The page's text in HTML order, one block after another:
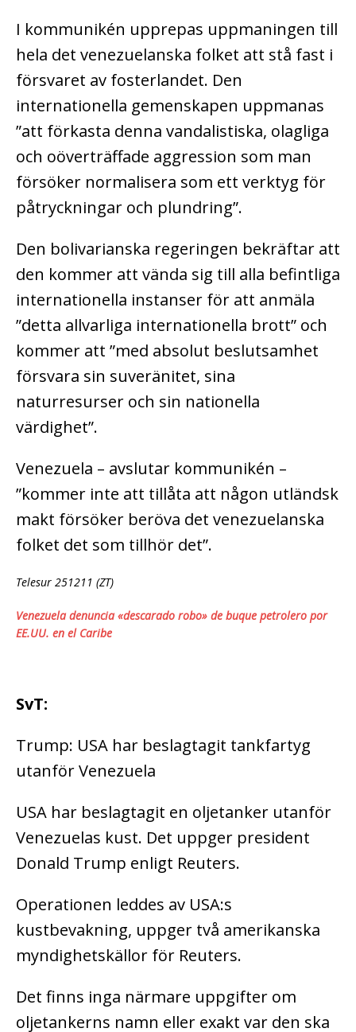
I kommunikén upprepas uppmaningen till
hela det venezuelanska folket att stå fast i
försvaret av fosterlandet. Den
internationella gemenskapen uppmanas
”att förkasta denna vandalistiska, olagliga
och oöverträffade aggression som man
försöker normalisera som ett verktyg för
påtryckningar och plundring”.
Den bolivarianska regeringen bekräftar att
den kommer att vända sig till alla befintliga
internationella instanser för att anmäla
”detta allvarliga internationella brott” och
kommer att ”med absolut beslutsamhet
försvara sin suveränitet, sina
naturresurser och sin nationella
värdighet”.
Venezuela – avslutar kommunikén –
”kommer inte att tillåta att någon utländsk
makt försöker beröva det venezuelanska
folket det som tillhör det”.
Telesur 251211 (ZT)
Venezuela denuncia «descarado robo» de buque petrolero por
EE.UU. en el Caribe
SvT:
Trump: USA har beslagtagit tankfartyg
utanför Venezuela
USA har beslagtagit en oljetanker utanför
Venezuelas kust. Det uppger president
Donald Trump enligt Reuters.
Operationen leddes av USA:s
kustbevakning, uppger två amerikanska
myndighetskällor för Reuters.
Det finns inga närmare uppgifter om
oljetankerns namn eller exakt var den ska